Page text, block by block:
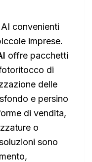
convenienti
imprese.
offre pacchetti
di
delle
e persino
di vendita,
o
sono